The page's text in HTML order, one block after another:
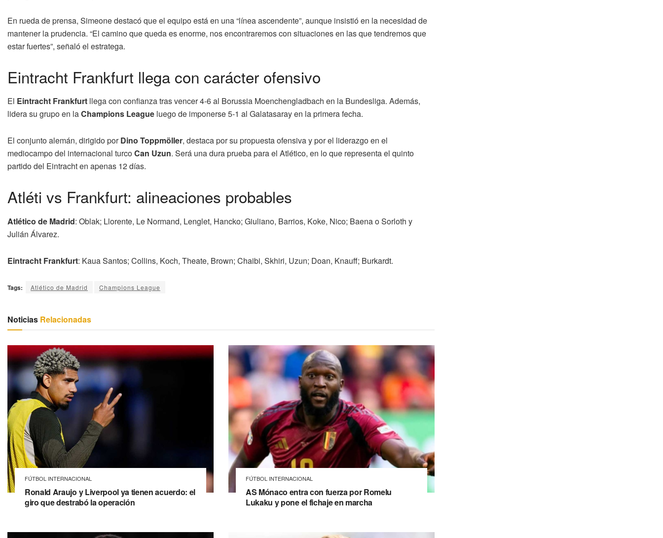
En rueda de prensa, Simeone destacó que el equipo está en una “línea ascendente”, aunque insistió en la necesidad de
mantener la prudencia. “El camino que queda es enorme, nos encontraremos con situaciones en las que tendremos que
estar fuertes”, señaló el estratega.
Eintracht Frankfurt llega con carácter ofensivo
El Eintracht Frankfurt llega con confianza tras vencer 4-6 al Borussia Moenchengladbach en la Bundesliga. Además,
lidera su grupo en laChampions League luego de imponerse 5-1 al Galatasaray en la primera fecha.
El conjunto alemán, dirigido porDino Toppmöller, destaca por su propuesta ofensiva y por el liderazgo en el
mediocampo del internacional turcoCan Uzun. Será una dura prueba para el Atlético, en lo que representa el quinto
partido del Eintracht en apenas 12 días.
Atléti vs Frankfurt: alineaciones probables
Atlético de Madrid: Oblak; Llorente, Le Normand, Lenglet, Hancko; Giuliano, Barrios, Koke, Nico; Baena o Sorloth y
Julián Álvarez.
Eintracht Frankfurt: Kaua Santos; Collins, Koch, Theate, Brown; Chaibi, Skhiri, Uzun; Doan, Knauff; Burkardt.
Tags: Atlético de Madrid Champions League
Noticias Relacionadas
FÚTBOL INTERNACIONAL
Ronald Araujo y Liverpool ya tienen acuerdo: el
giro que destrabó la operación
FÚTBOL INTERNACIONAL
AS Mónaco entra con fuerza por Romelu
Lukaku y pone el fichaje en marcha